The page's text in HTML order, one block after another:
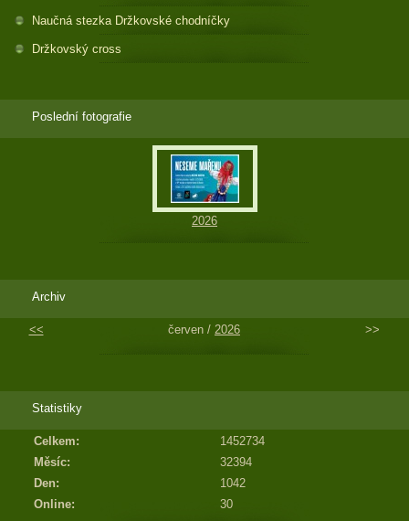
Naučná stezka Držkovské chodníčky
Držkovský cross
Poslední fotografie
2026
Archiv
<< červen / 2026 >>
Statistiky
Online: 30
Celkem:
1452734
Měsíc:
32394
Den:
1042